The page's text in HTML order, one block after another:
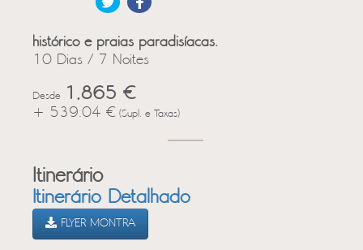
histórico e praias paradisíacas.
10 Dias / 7 Noites
Desde 1,865 €
+ 539.04 € (Supl. e Taxas)
Itinerário
Itinerário Detalhado
FLYER MONTRA